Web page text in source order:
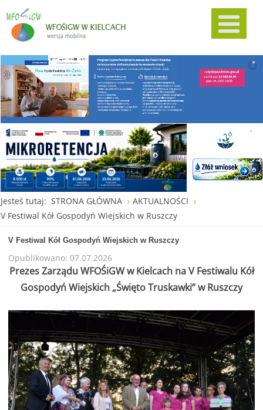
Jesteś tutaj: STRONA GŁÓWNA
AKTUALNOŚCI
V Festiwal Kół Gospodyń Wiejskich w Ruszczy
V Festiwal Kół Gospodyń Wiejskich w Ruszczy
Opublikowano: 07.07.2026
Prezes Zarządu WFOŚiGW w Kielcach na V Festiwalu Kół
Gospodyń Wiejskich „Święto Truskawki” w Ruszczy